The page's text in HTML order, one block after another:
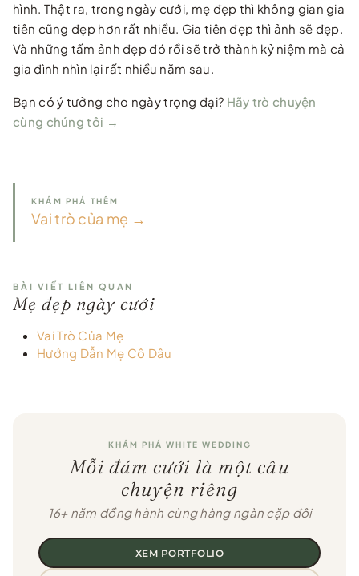
hình. Thật ra, trong ngày cưới, mẹ đẹp thì không gian gia
tiên cũng đẹp hơn rất nhiều. Gia tiên đẹp thì ảnh sẽ đẹp.
Và những tấm ảnh đẹp đó rồi sẽ trở thành kỷ niệm mà cả
gia đình nhìn lại rất nhiều năm sau.
Bạn có ý tưởng cho ngày trọng đại? Hãy trò chuyện
cùng chúng tôi →
KHÁM PHÁ THÊM
Vai trò của mẹ →
BÀI VIẾT LIÊN QUAN
Mẹ đẹp ngày cưới
Vai Trò Của Mẹ
Hướng Dẫn Mẹ Cô Dâu
KHÁM PHÁ WHITE WEDDING
Mỗi đám cưới là một câu
chuyện riêng
16+ năm đồng hành cùng hàng ngàn cặp đôi
XEM PORTFOLIO